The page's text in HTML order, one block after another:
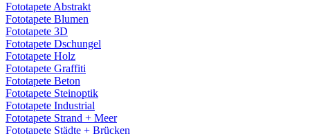
Fototapete Abstrakt
Fototapete Blumen
Fototapete 3D
Fototapete Dschungel
Fototapete Holz
Fototapete Graffiti
Fototapete Beton
Fototapete Steinoptik
Fototapete Industrial
Fototapete Strand + Meer
Fototapete Städte + Brücken